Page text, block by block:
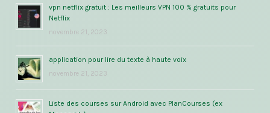
vpn netflix gratuit : Les meilleurs VPN 100 % gratuits pour
Netflix
novembre 21, 2023
application pour lire du texte à haute voix
novembre 21, 2023
Liste des courses sur Android avec PlanCourses (ex